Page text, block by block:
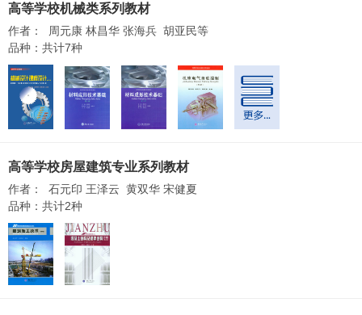
高等学校机械类系列教材
作者： 周元康 林昌华 张海兵 胡亚民等
品种：共计7种
高等学校房屋建筑专业系列教材
作者： 石元印 王泽云 黄双华 宋健夏
品种：共计2种